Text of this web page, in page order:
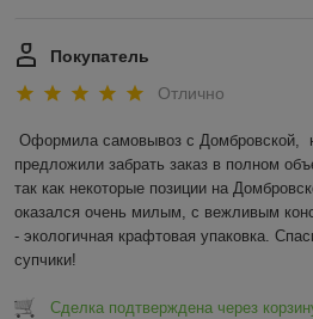
Покупатель
Отлично
Оформила самовывоз с Домбровской,
предложили забрать заказ в полном
так как некоторые позиции на
оказался очень милым, с вежливым
- экологичная крафтовая упаковка.
супчики!
Сделка подтверждена через